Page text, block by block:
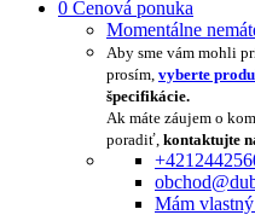
0 Cenová ponuka
Momentálne
Aby sme vám mohli
prosím, vyberte
špecifikácie.
Ak máte záujem o
poradiť, kontaktujte
Mám